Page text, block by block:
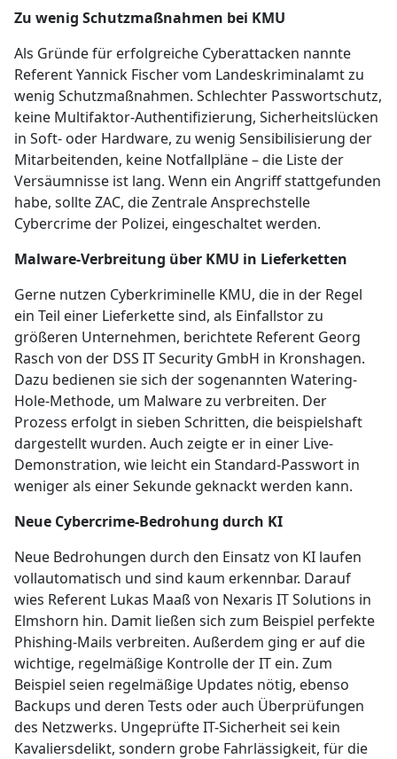
Zu wenig Schutzmaßnahmen bei KMU
Als Gründe für erfolgreiche Cyberattacken nannte
Referent Yannick Fischer vom Landeskriminalamt zu
wenig Schutzmaßnahmen. Schlechter Passwortschutz,
keine Multifaktor-Authentifizierung, Sicherheitslücken
in Soft- oder Hardware, zu wenig Sensibilisierung der
Mitarbeitenden, keine Notfallpläne – die Liste der
Versäumnisse ist lang. Wenn ein Angriff stattgefunden
habe, sollte ZAC, die Zentrale Ansprechstelle
Cybercrime der Polizei, eingeschaltet werden.
Malware-Verbreitung über KMU in Lieferketten
Gerne nutzen Cyberkriminelle KMU, die in der Regel
ein Teil einer Lieferkette sind, als Einfallstor zu
größeren Unternehmen, berichtete Referent Georg
Rasch von der DSS IT Security GmbH in Kronshagen.
Dazu bedienen sie sich der sogenannten Watering-
Hole-Methode, um Malware zu verbreiten. Der
Prozess erfolgt in sieben Schritten, die beispielshaft
dargestellt wurden. Auch zeigte er in einer Live-
Demonstration, wie leicht ein Standard-Passwort in
weniger als einer Sekunde geknackt werden kann.
Neue Cybercrime-Bedrohung durch KI
Neue Bedrohungen durch den Einsatz von KI laufen
vollautomatisch und sind kaum erkennbar. Darauf
wies Referent Lukas Maaß von Nexaris IT Solutions in
Elmshorn hin. Damit ließen sich zum Beispiel perfekte
Phishing-Mails verbreiten. Außerdem ging er auf die
wichtige, regelmäßige Kontrolle der IT ein. Zum
Beispiel seien regelmäßige Updates nötig, ebenso
Backups und deren Tests oder auch Überprüfungen
des Netzwerks. Ungeprüfte IT-Sicherheit sei kein
Kavaliersdelikt, sondern grobe Fahrlässigkeit, für die